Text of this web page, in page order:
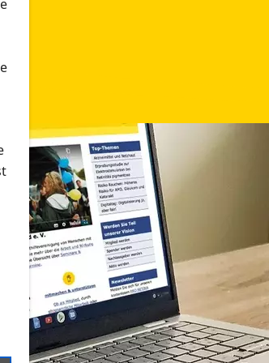
Formaten an
und dieses bestellen bzw. herunterladen